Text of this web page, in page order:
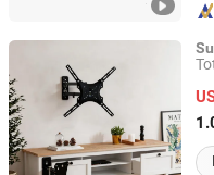
NINGBO ERGOMY
Zhejiang, China